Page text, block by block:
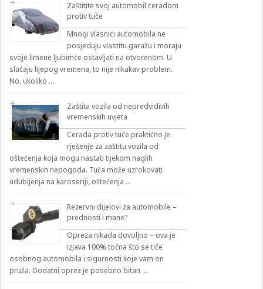
Zaštitite svoj automobil ceradom
protiv tuče
Mnogi vlasnici automobila ne
posjeduju vlastitu garažu i moraju
svoje limene ljubimce ostavljati na otvorenom. U
slučaju lijepog vremena, to nije nikakav problem.
No, ukoliko …
Zaštita vozila od nepredvidivih
vremenskih uvjeta
Cerada protiv tuče praktično je
rješenje za zaštitu vozila od
oštećenja koja mogu nastati tijekom naglih
vremenskih nepogoda. Tuča može uzrokovati
udubljenja na karoseriji, oštećenja …
Rezervni dijelovi za automobile –
prednosti i mane?
Opreza nikada dovoljno – ova je
izjava 100% točna što se tiče
osobnog automobila i sigurnosti koje vam on
pruža. Dodatni oprez je posebno bitan …